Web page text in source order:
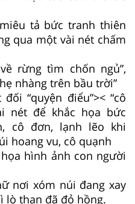
tả bức tranh thiên
qua một vài nét chấm
rừng tìm chốn ngủ”,
nhàng trên bầu trời”
“quyện điểu”>< “cô
nét để khắc họa bức
cô đơn, lạnh lẽo khi
hoang vu, cô quạnh
hình ảnh con người
nơi xóm núi đang xay
lò than đã đỏ hồng.